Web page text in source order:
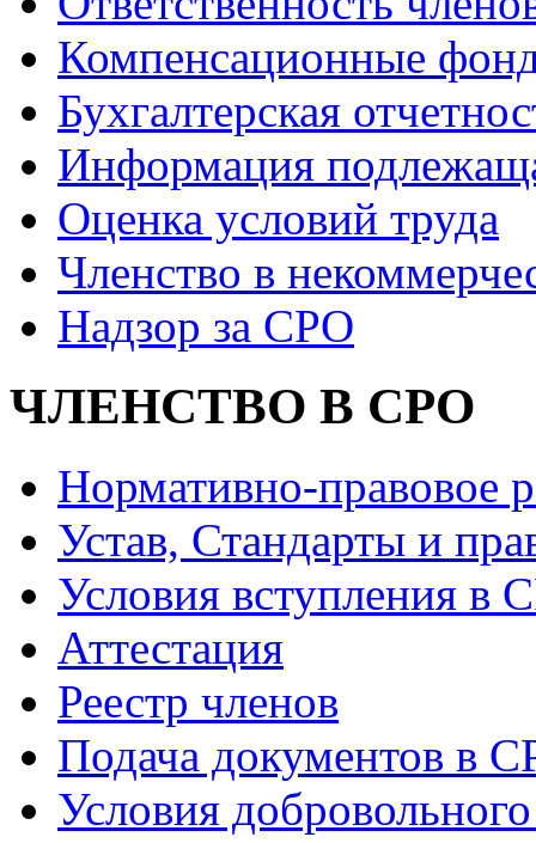
Компенсационные
Бухгалтерская
Информация
Оценка условий труда
Членство в
Надзор за СРО
ЧЛЕНСТВО В СРО
Нормативно-правовое
Устав, Стандарты и
Условия вступления в
Аттестация
Реестр членов
Подача документов в
Условия